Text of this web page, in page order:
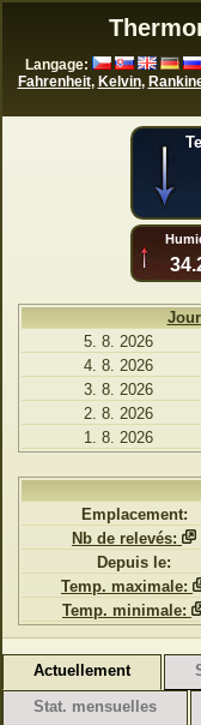
Langage:
Fahrenheit, Kelvin,
Emplacement:
Nb de relevés:
Depuis le:
Temp. maximale:
Temp. minimale:
5. 8. 2026
4. 8. 2026
3. 8. 2026
2. 8. 2026
1. 8. 2026
Actuellement
Stat. mensuelles